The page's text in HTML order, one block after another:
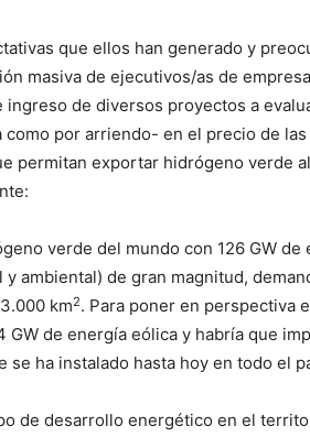
que ellos han generado y
masiva de ejecutivos/as de
de diversos proyectos a
por arriendo- en el precio de
permitan exportar hidrógeno verde
verde del mundo con 126 GW
ambiental) de gran magnitud,
km2. Para poner en perspectiva
GW de energía eólica y habría que
se ha instalado hasta hoy en todo el
de desarrollo energético en el